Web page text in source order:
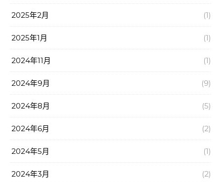
2025年2月 (1)
2025年1月 (1)
2024年11月 (1)
2024年9月 (9)
2024年8月 (5)
2024年6月 (2)
2024年5月 (1)
2024年3月 (2)